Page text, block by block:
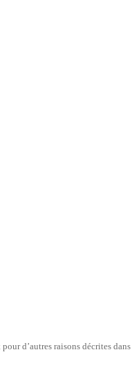
d’autres raisons décrites